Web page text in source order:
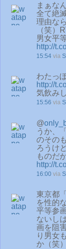
まぁな
全て絶
理由な
（笑）
男女平
http://
15:54 via
わたっ
http://
気飲み
15:56 via
@
うか、
のその
ろうけ
ものだ
http://
16:00 via
東京都
を性的
平等参
ないし
画を阻
り男女
か（笑）